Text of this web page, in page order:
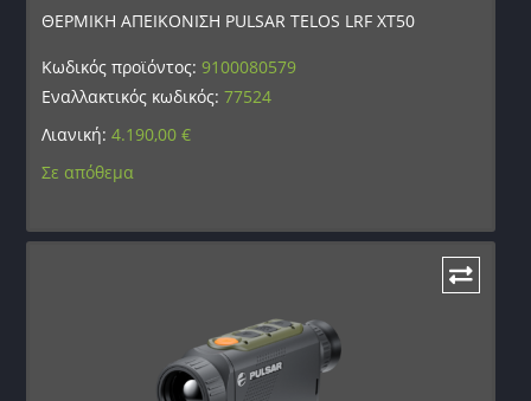
ΘΕΡΜΙΚΗ ΑΠΕΙΚΟΝΙΣΗ PULSAR TELOS LRF XT50
Κωδικός προϊόντος:9100080579
Εναλλακτικός κωδικός:77524
Λιανική:4.190,00€
Σε απόθεμα